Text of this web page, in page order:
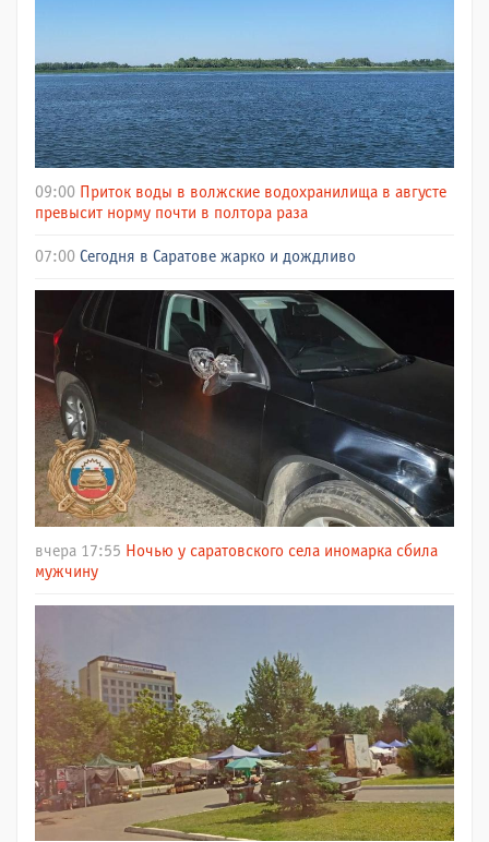
09:00 Приток воды в волжские водохранилища в августе
превысит норму почти в полтора раза
07:00 Сегодня в Саратове жарко и дождливо
вчера 17:55 Ночью у саратовского села иномарка сбила
мужчину